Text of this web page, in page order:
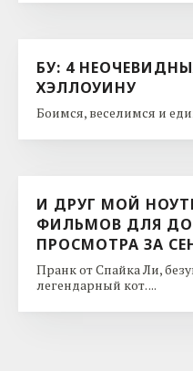
БУ: 4
ХЭЛЛОУИНУ
Боимся, веселимся и
И ДРУГ МОЙ
ФИЛЬМОВ ДЛЯ
ПРОСМОТРА ЗА
Пранк от Спайка Ли,
легендарный кот. ...